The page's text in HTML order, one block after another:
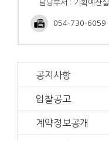
담당부서 : 기획예산실
054-730-6059
공지사항
입찰공고
계약정보공개